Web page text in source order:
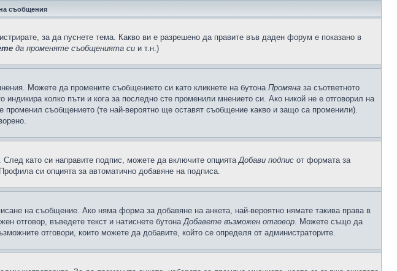
съобщения
за да пуснете тема. Какво ви е разрешено да правите във даден форум е показано в
да променяте съобщенията си и т.н.)
Можете да промените съобщението си като кликнете на бутона Промяна за съответното
колко пъти и кога за последно сте променили мнението си. Ако никой не е отговорил на
променил съобщението (те най-вероятно ще оставят съобщение какво и защо са променили).
като си направите подпис, можете да включите опциятаДобави подпис от формата за
си опцията за автоматично добавяне на подписа.
на съобщение. Ако няма форма за добавяне на анкета, най-вероятно нямате такива права в
отговор, въведете текст и натиснете бутонаДобавете възможен отговор. Можете също да
отговори, които можете да добавите, който се определя от администраторите.